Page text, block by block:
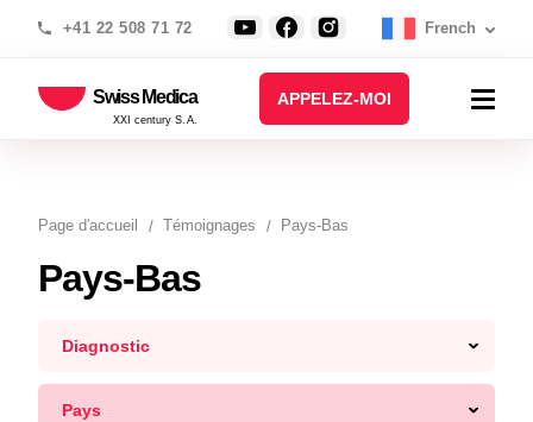
+41 22 508 71 72 French
Swiss Medica
XXI century S.A.
APPELEZ-MOI
Page d′accueil Témoignages Pays-Bas
Pays-Bas
Diagnostic
Pays